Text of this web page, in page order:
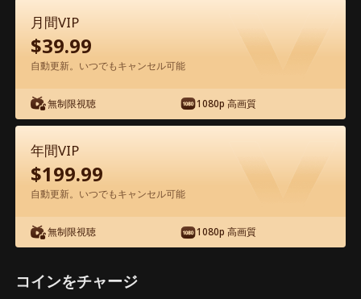
エピソード63 - 再婚生活はちょっと甘い
映画フル
63 64 65 66 67
月間VIP
$39.99
自動更新。いつでもキャンセル可能
無制限視聴 1080p 高画質
年間VIP
$199.99
自動更新。いつでもキャンセル可能
無制限視聴 1080p 高画質
コインをチャージ